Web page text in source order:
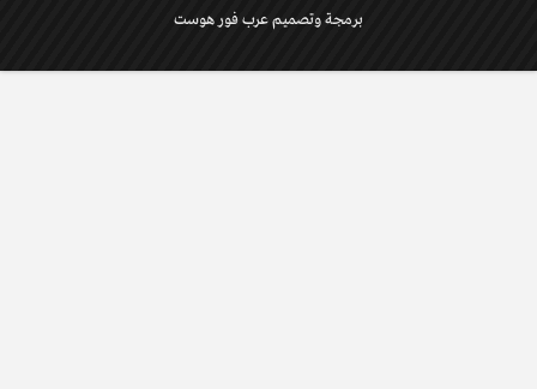
برمجة وتصميم عرب فور هوست